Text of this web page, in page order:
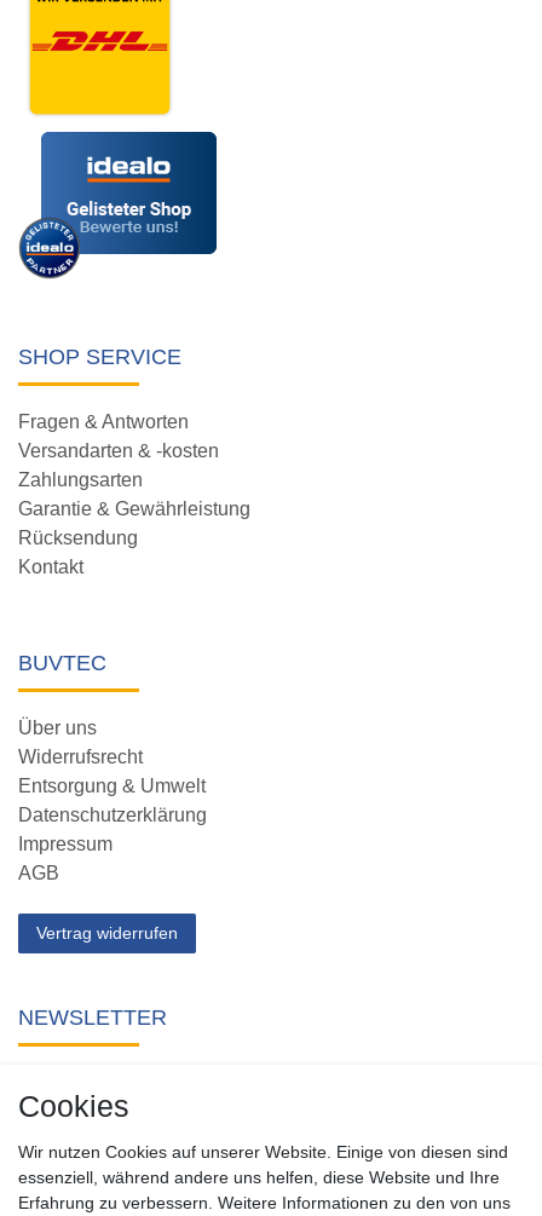
SHOP SERVICE
Fragen & Antworten
Versandarten & -kosten
Zahlungsarten
Garantie & Gewährleistung
Rücksendung
Kontakt
BUVTEC
Über uns
Widerrufsrecht
Entsorgung & Umwelt
Datenschutzerklärung
Impressum
AGB
Vertrag widerrufen
NEWSLETTER
Sie keine Neuigkeit oder Aktion aus unserem Shop.
Zum Newsletter anmelden
Cookies
Wir nutzen Cookies auf unserer Website. Einige von diesen sind
essenziell, während andere uns helfen, diese Website und Ihre
Erfahrung zu verbessern. Weitere Informationen zu den von uns